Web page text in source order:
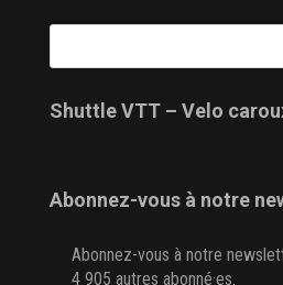
Shuttle VTT – Velo
Abonnez-vous à notre
Abonnez-vous à notre
4 905 autres abonné·es.